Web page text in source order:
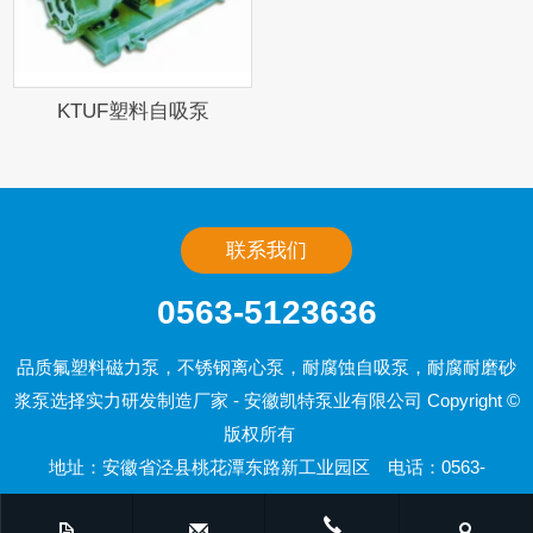
KTUF塑料自吸泵
联系我们
0563-5123636
品质氟塑料磁力泵，不锈钢离心泵，耐腐蚀自吸泵，耐腐耐磨砂
浆泵选择实力研发制造厂家 - 安徽凯特泵业有限公司 Copyright ©
版权所有
地址：安徽省泾县桃花潭东路新工业园区 电话：0563-
5122898、5123699